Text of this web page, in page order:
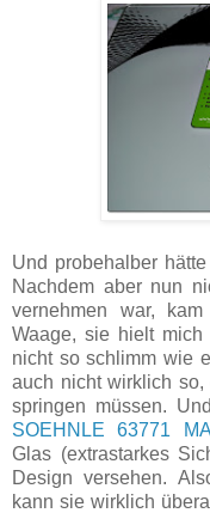
Und probehalber
Nachdem aber nun
vernehmen war,
Waage, sie hielt
nicht so schlimm wie
auch nicht wirklich
springen müssen.
SOEHNLE 63771
Glas (extrastarkes
Design versehen.
kann sie wirklich